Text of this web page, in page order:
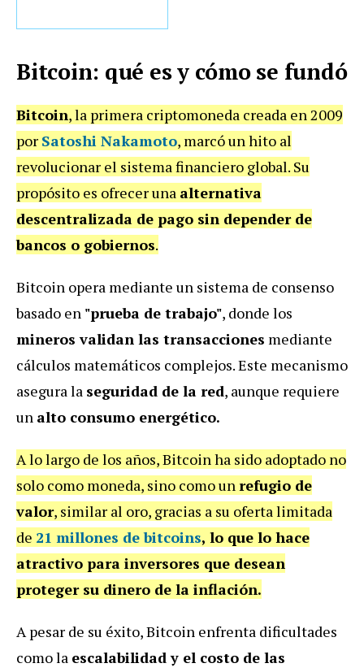
Bitcoin: qué es y cómo se fundó
Bitcoin, la primera criptomoneda creada en 2009
por Satoshi Nakamoto, marcó un hito al
revolucionar el sistema financiero global. Su
propósito es ofrecer una alternativa
descentralizada de pago sin depender de
bancos o gobiernos.
Bitcoin opera mediante un sistema de consenso
basado en "prueba de trabajo", donde los
mineros validan las transacciones mediante
cálculos matemáticos complejos. Este mecanismo
asegura la seguridad de la red, aunque requiere
un alto consumo energético.
A lo largo de los años, Bitcoin ha sido adoptado no
solo como moneda, sino como unrefugio de
valor, similar al oro, gracias a su oferta limitada
de 21 millones de bitcoins, lo que lo hace
atractivo para inversores que desean
proteger su dinero de la inflación.
A pesar de su éxito, Bitcoin enfrenta dificultades
como la escalabilidad y el costo de las